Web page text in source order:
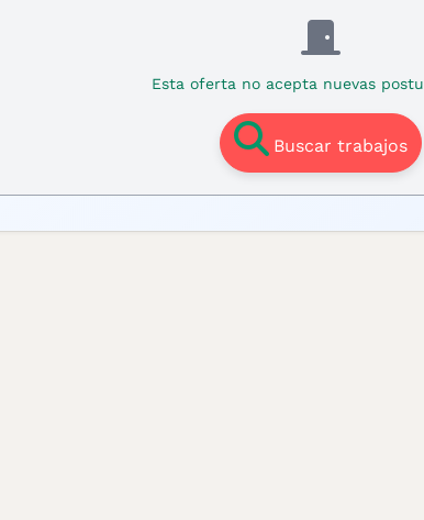
Esta oferta no acepta nuevas
Buscar trabajos